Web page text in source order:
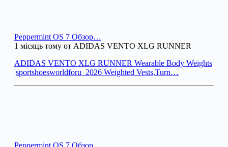
Peppermint OS 7 Обзор…
1 місяць тому от ADIDAS VENTO XLG RUNNER
ADIDAS VENTO XLG RUNNER Wearable Body Weights
|sportshoesworldforu_2026 Weighted Vests,Turn…